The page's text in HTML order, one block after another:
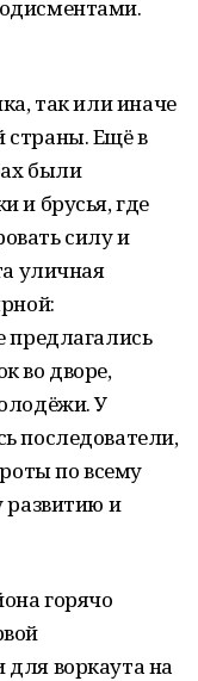
так или иначе
Ещё в
были
и брусья, где
силу и
уличная
предлагались
во дворе,
У
последователи,
по всему
развитию и
горячо
воркаута на